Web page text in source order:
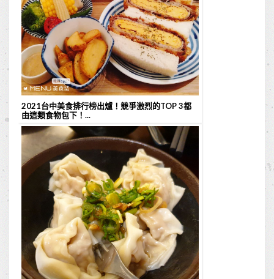
2021台中美食排行榜出爐！競爭激烈的TOP 3都
由這類食物包下！...